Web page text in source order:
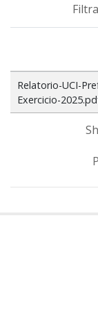
Relatorio-UCI-
Exercicio-